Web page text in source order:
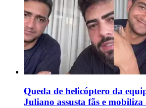
Queda de helicóptero da
Juliano assusta fãs e